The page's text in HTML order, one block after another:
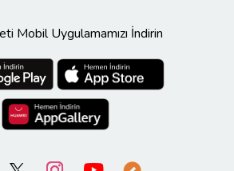
Mobil Uygulamamızı İndirin